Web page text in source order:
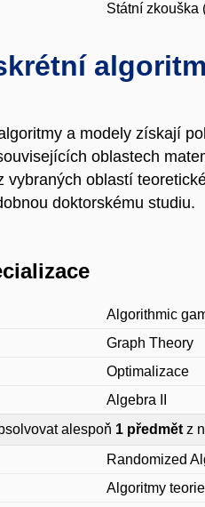
Státní zkouška
a modely získají
oblastech
vybraných oblastí
doktorskému studiu.
Algorithmic
Graph Theory
Optimalizace
Algebra II
alespoň 1 předmět z
Randomized
Algoritmy